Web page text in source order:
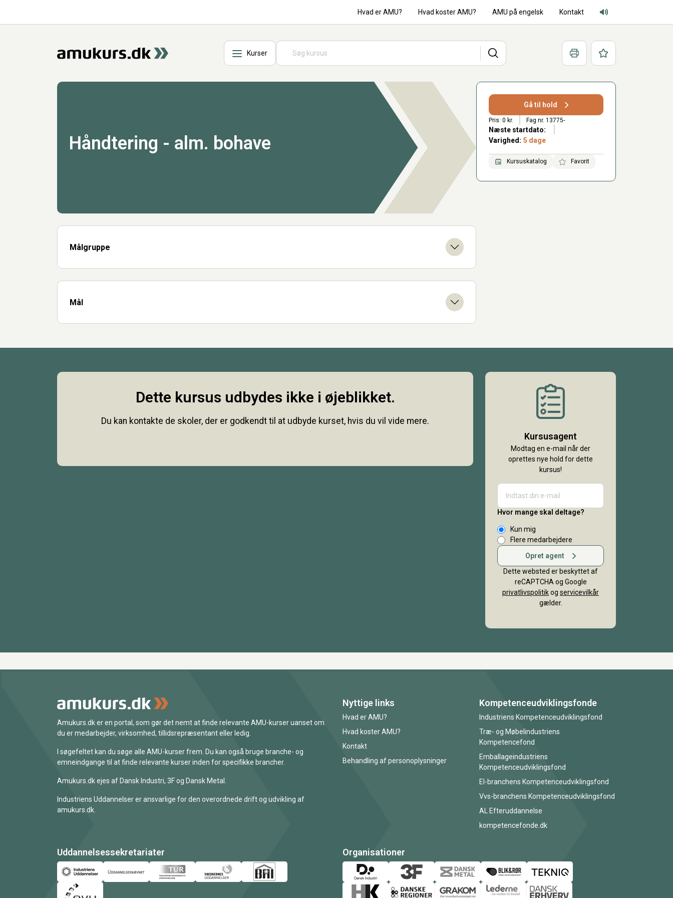
Hvad er AMU? Hvad koster AMU? AMU på engelsk Kontakt
Adgang for alle lyd
Kurser Søg Print Favoritter
Håndtering - alm. bohave
Målgruppe
Mål
Gå til hold
Pris: 0 kr. Fag nr. 13775-
Næste startdato:
Varighed: 5 dage
Kursuskatalog Favorit
Dette kursus udbydes ikke i øjeblikket.
Du kan kontakte de skoler, der er godkendt til at udbyde kurset, hvis du vil vide mere.
Kursusagent
Modtag en e-mail når der
oprettes nye hold for dette
kursus!
Hvor mange skal deltage?
Kun mig
Flere medarbejdere
Opret agent
Dette websted er beskyttet af
reCAPTCHA og Google
privatlivspolitikog servicevilkår
gælder.
Amukurs.dk er en portal, som gør det nemt at finde relevante AMU-kurser uanset om
du er medarbejder, virksomhed, tillidsrepræsentant eller ledig.
I søgefeltet kan du søge alle AMU-kurser frem. Du kan også bruge branche- og
emneindgange til at finde relevante kurser inden for specifikke brancher.
Amukurs.dk ejes af Dansk Industri, 3F og Dansk Metal.
Industriens Uddannelser er ansvarlige for den overordnede drift og udvikling af
amukurs.dk.
Nyttige links
Hvad er AMU?
Hvad koster AMU?
Kontakt
Behandling af personoplysninger
Kompetenceudviklingsfonde
Industriens Kompetenceudviklingsfond
Træ- og Møbelindustriens
Kompetencefond
Emballageindustriens
Kompetenceudviklingsfond
El-branchens Kompetenceudviklingsfond
Vvs-branchens Kompetenceudviklingsfond
AL Efteruddannelse
kompetencefonde.dk
Uddannelsessekretariater Organisationer